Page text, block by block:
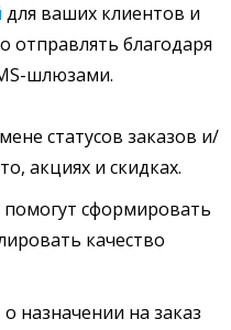
для ваших клиентов и
благодаря
шлюзами.
статусов заказов и/
акциях и скидках.
сформировать
качество
назначении на заказ